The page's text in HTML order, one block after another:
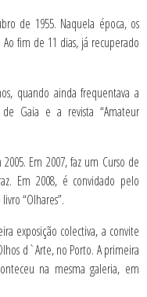
de 1955. Naquela época, os
fim de 11 dias, já recuperado
quando ainda frequentava a
Gaia e a revista “Amateur
Em 2007, faz um Curso de
Em 2008, é convidado pelo
“Olhares”.
exposição colectiva, a convite
d`Arte, no Porto. A primeira
na mesma galeria, em